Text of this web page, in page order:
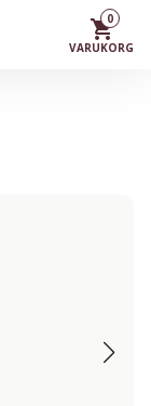
0
VARUKORG